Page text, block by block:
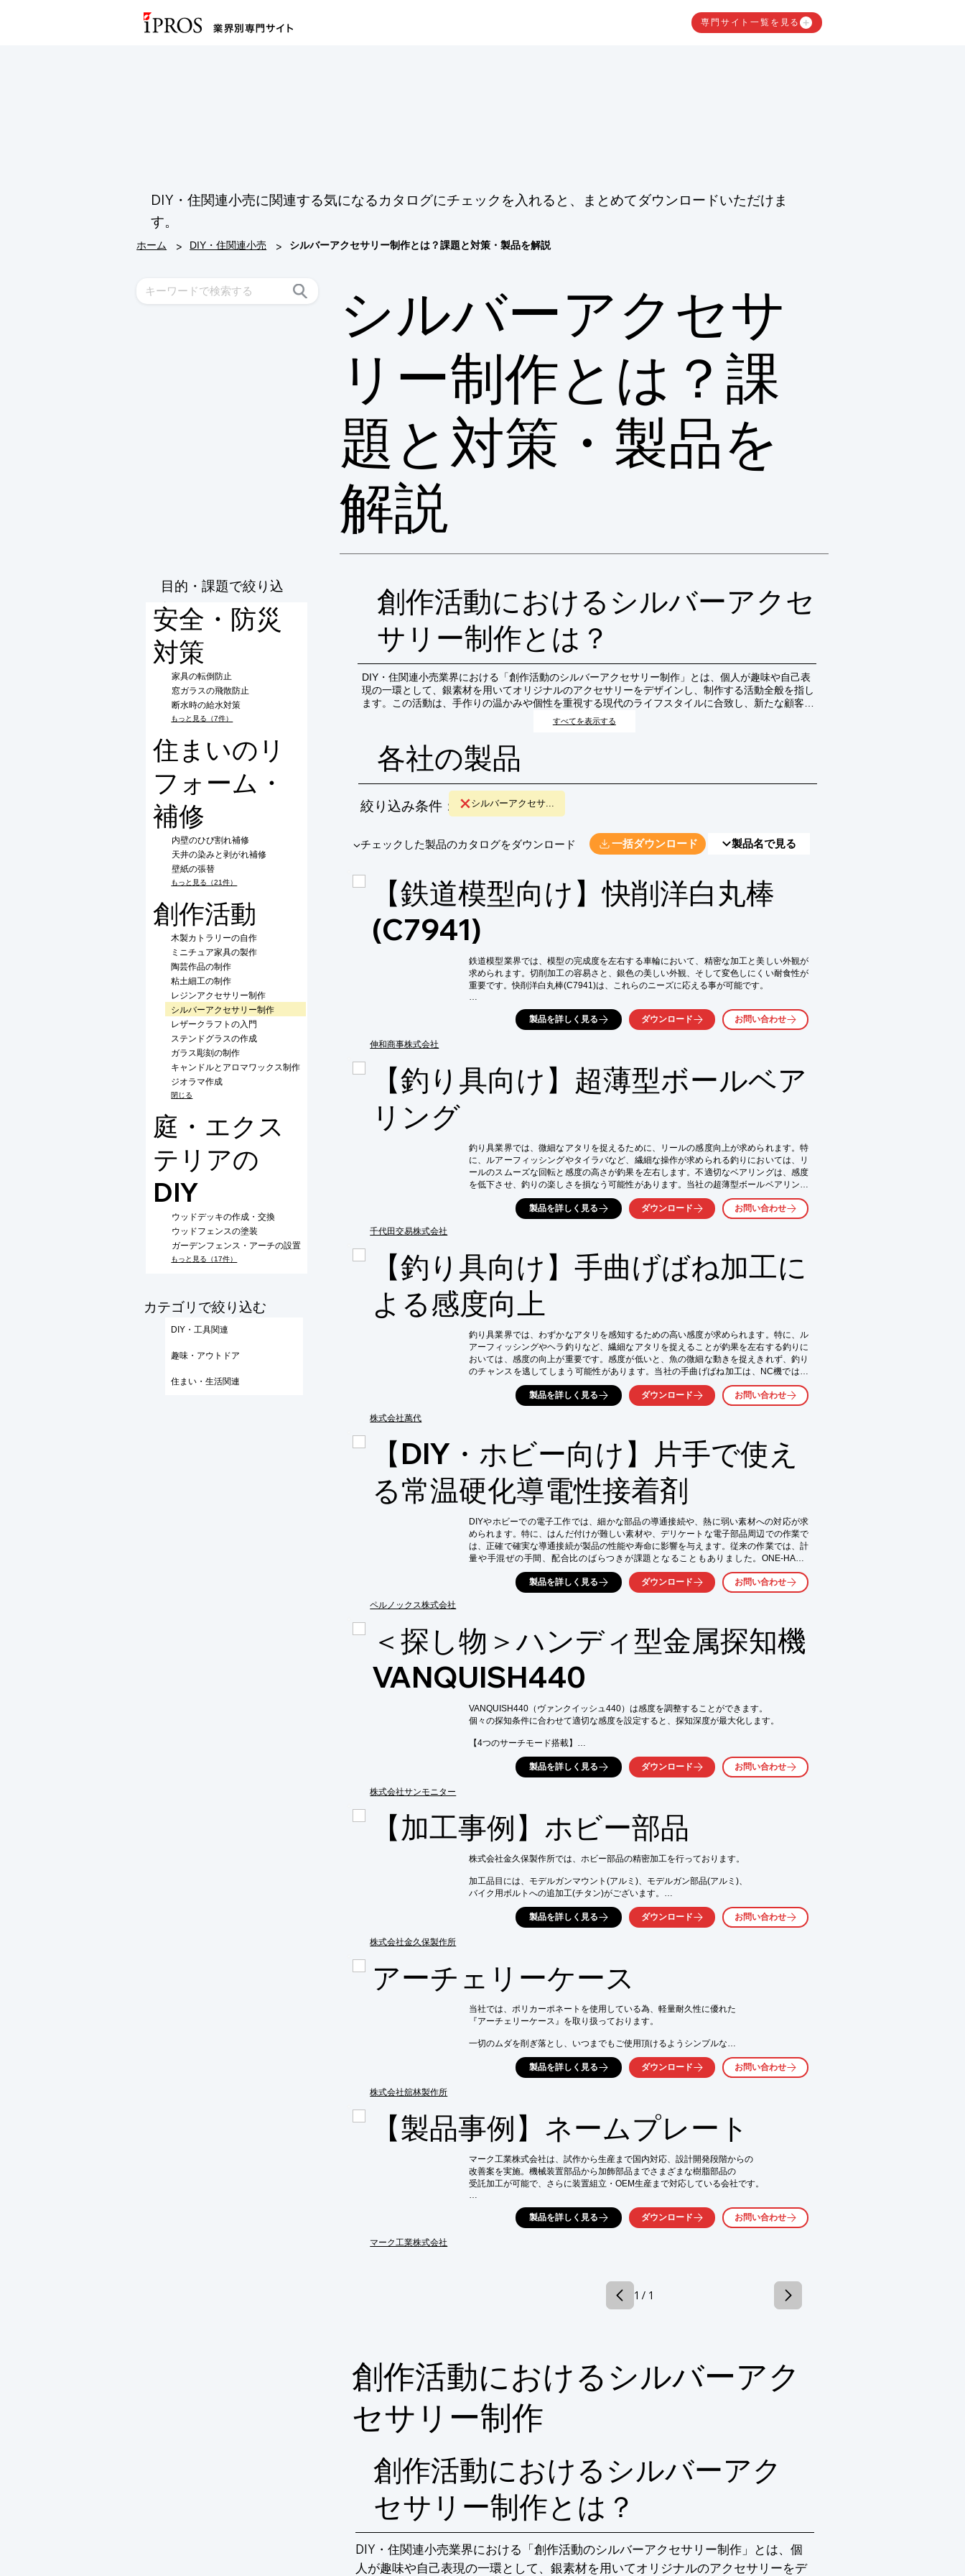
専門サイト一覧を見る
DIY・住関連小売に関連する気になるカタログにチェックを入れると、まとめてダウンロードいただけま
す。
ホーム > DIY・住関連小売 > シルバーアクセサリー制作とは？課題と対策・製品を解説
シルバーアクセサ
リー制作とは？課
題と対策・製品を
解説
目的・課題で絞り込
む
安全・防災
対策
家具の転倒防止
窓ガラスの飛散防止
断水時の給水対策
もっと見る（7件）
住まいのリ
フォーム・
補修
内壁のひび割れ補修
天井の染みと剥がれ補修
壁紙の張替
もっと見る（21件）
創作活動
木製カトラリーの自作
ミニチュア家具の製作
陶芸作品の制作
粘土細工の制作
レジンアクセサリー制作
シルバーアクセサリー制作
レザークラフトの入門
ステンドグラスの作成
ガラス彫刻の制作
キャンドルとアロマワックス制作
ジオラマ作成
閉じる
庭・エクス
テリアの
DIY
ウッドデッキの作成・交換
ウッドフェンスの塗装
ガーデンフェンス・アーチの設置
もっと見る（17件）
​カテゴリで絞り込む
DIY・工具関連
趣味・アウトドア
住まい・生活関連
創作活動におけるシルバーアクセ
サリー制作とは？
DIY・住関連小売業界における「創作活動のシルバーアクセサリー制作」とは、個人が趣味や自己表
現の一環として、銀素材を用いてオリジナルのアクセサリーをデザインし、制作する活動全般を指し
ます。この活動は、手作りの温かみや個性を重視する現代のライフスタイルに合致し、新たな顧客層
の開拓や既存顧客のエンゲージメント向上に繋がる可能性を秘めています。
すべてを表示する
各社の製品
絞り込み条件： シルバーアクセサ...
​▼チェックした製品のカタログをダウンロード 一括ダウンロード 製品名で見る
【鉄道模型向け】快削洋白丸棒
(C7941)
伸和商事株式会社
鉄道模型業界では、模型の完成度を左右する車輪において、精密な加工と美しい外観が
求められます。切削加工の容易さと、銀色の美しい外観、そして変色しにくい耐食性が
重要です。快削洋白丸棒(C7941)は、これらのニーズに応える事が可能です。
【活用シーン】
・鉄道模型の車輪
・銀色の美しい外観による製品の高品質化
・変色しにくく、美しい外観を長く維持
製品を詳しく見る ダウンロード お問い合わせ
【釣り具向け】超薄型ボールベア
リング
千代田交易株式会社
釣り具業界では、微細なアタリを捉えるために、リールの感度向上が求められます。特
に、ルアーフィッシングやタイラバなど、繊細な操作が求められる釣りにおいては、リ
ールのスムーズな回転と感度の高さが釣果を左右します。不適切なベアリングは、感度
を低下させ、釣りの楽しさを損なう可能性があります。当社の超薄型ボールベアリング
は、省スペース化と軽量化を実現し、リールの感度向上に貢献します。
【活用シーン】
・カスタムリール製作
【導入の効果】
・微細なアタリを逃さない感度を実現
・スムーズなリーリングで釣りの効率アップ
・リールの耐久性向上
製品を詳しく見る ダウンロード お問い合わせ
【釣り具向け】手曲げばね加工に
よる感度向上
株式会社萬代
釣り具業界では、わずかなアタリを感知するための高い感度が求められます。特に、ル
アーフィッシングやヘラ釣りなど、繊細なアタリを捉えることが釣果を左右する釣りに
おいては、感度の向上が重要です。感度が低いと、魚の微細な動きを捉えきれず、釣り
のチャンスを逃してしまう可能性があります。当社の手曲げばね加工は、NC機では対
応できない特殊な仕様のバネや、試作用の少量生産にも対応可能です。匠の職人が手作
業で製作することで、釣り具の感度を最大限に引き出すバネを提供します。
・ヘラ釣りのウキ
・アタリを感知するセンサー
【導入の効果】
・微細なアタリを逃さず、釣果アップに貢献
・釣り人の集中力を高め、釣りの楽しさを向上
製品を詳しく見る ダウンロード お問い合わせ
【DIY・ホビー向け】片手で使え
る常温硬化導電性接着剤
ペルノックス株式会社
DIYやホビーでの電子工作では、細かな部品の導通接続や、熱に弱い素材への対応が求
められます。特に、はんだ付けが難しい素材や、デリケートな電子部品周辺での作業で
は、正確で確実な導通接続が製品の性能や寿命に影響を与えます。従来の作業では、計
量や手混ぜの手間、配合比のばらつきが課題となることもありました。ONE-HAND
MIXINGは、これらの課題を解決し、誰でも簡単に、そして確実に導通接続を実現でき
る製品です。
・熱に弱い樹脂部品、FPC、LED、センサー周辺の接続
・ガラス、樹脂、アルミ、SUSなど、はんだ付けしにくい材料への導通接着
・曲げや振動を受ける箇所の補修や接続
【導入の効果】
・計量・混合作業の手間を削減
・はんだごてが不要なため、安全かつ手軽に作業が可能
・硬化後も柔軟性があり、様々な箇所に対応
製品を詳しく見る ダウンロード お問い合わせ
＜探し物＞ハンディ型金属探知機
VANQUISH440
株式会社サンモニター
VANQUISH440（ヴァンクイッシュ440）は感度を調整することができます。
個々の探知条件に合わせて適切な感度を設定すると、探知深度が最大化します。
【4つのサーチモード搭載】
公園やビーチのがらくた類を無視しながら、世界中の一般的な近代硬貨を探し出しま
●遺物
野原や森林の地中深くにある、時間とともに忘れ去られた遺物の場所を探し当てます。
失くした場所がどこであっても、貴重な宝飾品を取り戻します。
ドです。
※ 金属類に限ります
お気に入りの探査モードや独自の識別パターンを保存するために使用できます。
製品を詳しく見る ダウンロード お問い合わせ
【加工事例】ホビー部品
株式会社金久保製作所
株式会社金久保製作所では、ホビー部品の精密加工を行っております。
加工品目には、モデルガンマウント(アルミ)、モデルガン部品(アルミ)、
バイク用ボルトへの追加工(チタン)がございます。
ご用命の際は、当社へお気軽にお問い合わせください。
・モデルガン部品(アルミ)
・バイク用ボルトへの追加工(チタン)
※詳しくはPDF資料をご覧いただくか、お気軽にお問い合わせ下さい。
製品を詳しく見る ダウンロード お問い合わせ
アーチェリーケース
株式会社舘林製作所
当社では、ポリカーポネートを使用している為、軽量耐久性に優れた
『アーチェリーケース』を取り扱っております。
一切のムダを削ぎ落とし、いつまでもご使用頂けるようシンプルな
デザインを追求。ステッカーなども貼りやすいので貴方だけの
オリジナルの外観へカスタマイズ可能です。
【特長】
■カーボンメタリック柄でデザイン性抜群
■外装にはポリカーポネートを使用
■内装は収納だけでなく、使い勝手も考えてデザイン
■TSAロックを採用
※詳しくは関連リンクをご覧いただくか、お気軽にお問い合わせ下さい。
製品を詳しく見る ダウンロード お問い合わせ
【製品事例】ネームプレート
マーク工業株式会社
マーク工業株式会社は、試作から生産まで国内対応、設計開発段階からの
改善案を実施。機械装置部品から加飾部品までさまざまな樹脂部品の
受託加工が可能で、さらに装置組立・OEM生産まで対応している会社です。
ネット販売用に製作したゴルフに使用する「ネームプレート」の事例を
ご紹介します。 製品を詳しく見る ダウンロード お問い合わせ
1 / 1
創作活動におけるシルバーアク
セサリー制作
創作活動におけるシルバーアク
セサリー制作とは？
DIY・住関連小売業界における「創作活動のシルバーアクセサリー制作」とは、個
人が趣味や自己表現の一環として、銀素材を用いてオリジナルのアクセサリーをデ